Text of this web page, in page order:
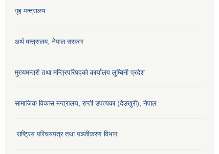
गृह मन्त्रालय
अर्थ मन्त्रालय, नेपाल सरकार
मुख्यमन्त्री तथा मन्त्रिपरिषद्को कार्यालय लुम्बिनी प्रदेश
सामाजिक विकास मन्‍‍त्रालय, राप्ती उपत्यका (देउखुरी), नेपाल
राष्ट्रिय परिचयपत्र तथा पञ्जीकरण विभाग